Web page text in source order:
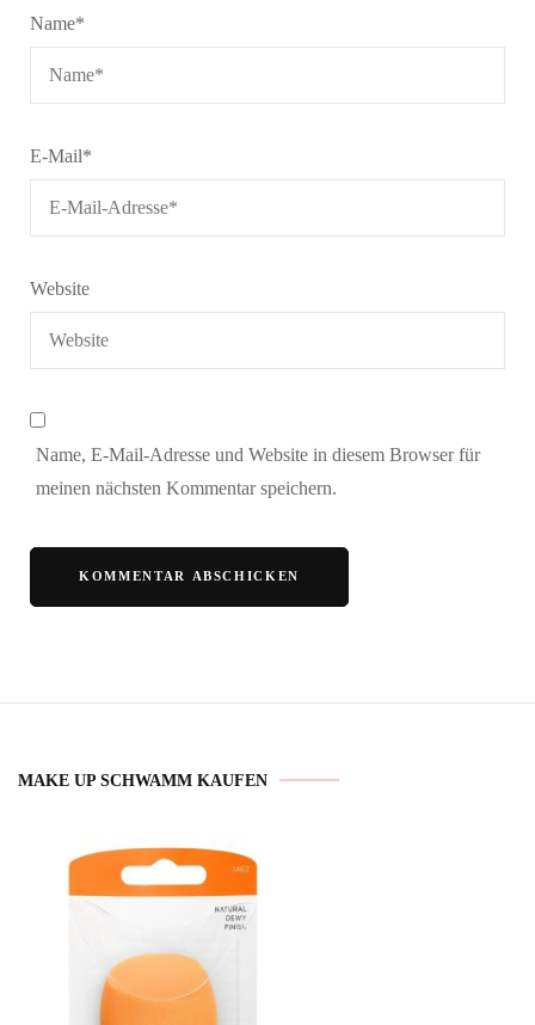
Name*
E-Mail*
Website
Name, E-Mail-Adresse und Website in diesem Browser für
meinen nächsten Kommentar speichern.
MAKE UP SCHWAMM KAUFEN